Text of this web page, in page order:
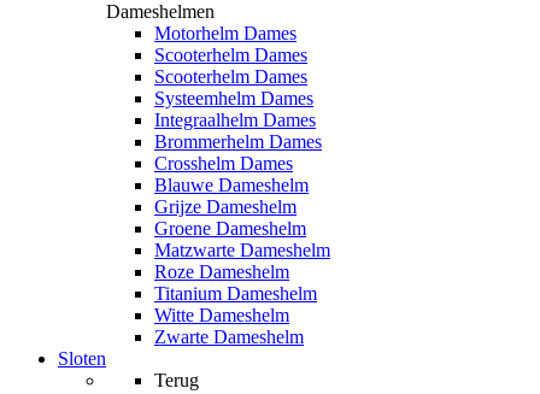
Dameshelmen
Motorhelm Dames
Scooterhelm Dames
Scooterhelm Dames
Systeemhelm Dames
Integraalhelm Dames
Brommerhelm Dames
Crosshelm Dames
Blauwe Dameshelm
Grijze Dameshelm
Groene Dameshelm
Matzwarte Dameshelm
Roze Dameshelm
Titanium Dameshelm
Witte Dameshelm
Zwarte Dameshelm
Sloten
Terug